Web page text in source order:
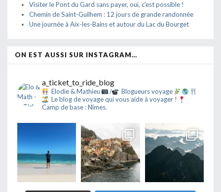
Visiter le Pont du Gard sans payer, oui, c'est possible !
Chemin de Saint-Guilhem : 12 jours de grande randonnée
Une journée à Aix-les-Bains et autour du Lac du Bourget
ON EST AUSSI SUR INSTAGRAM…
a_ticket_to_ride_blog
Elodie & Mathieu /
Blogueurs voyage
Le blog de voyage qui vous aide à voyager !
Camp de base : Nîmes.